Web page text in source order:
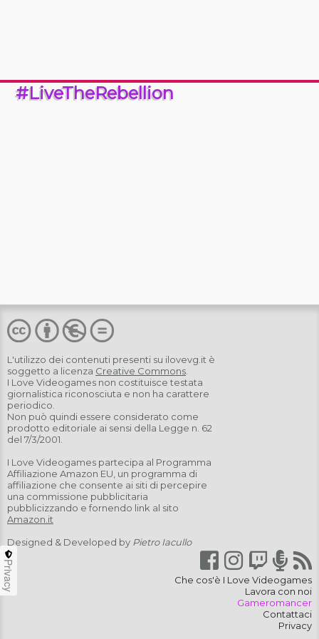
#LiveTheRebellion
L'utilizzo dei contenuti presenti su ilovevg.it è
soggetto a licenza Creative Commons
I Love Videogames non costituisce testata
giornalistica riconosciuta e non ha carattere
periodico.
Non può quindi essere considerato come
prodotto editoriale ai sensi della Legge n. 62
del 7/3/2001.
I Love Videogames partecipa al Programma
Affiliazione Amazon EU, un programma di
affiliazione che consente ai siti di percepire
una commissione pubblicitaria
pubblicizzando e fornendo link al sito
Amazon.it
Designed & Developed by Pietro Iacullo
Che cos'è I Love Videogames
Lavora con noi
Gameromancer
Contattaci
Privacy
Privacy